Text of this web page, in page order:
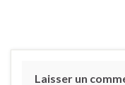
Laisser un